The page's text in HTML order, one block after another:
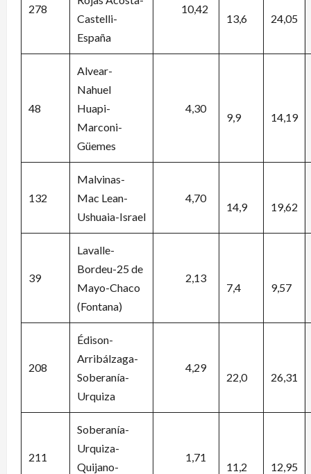
278
Castelli-
España
10,42
13,6 24,05
48
Alvear-
Nahuel
Huapi-
Marconi-
Güemes
4,30
9,9 14,19
132
Malvinas-
Mac Lean-
Ushuaia-Israel
4,70
14,9 19,62
39
Lavalle-
Bordeu-25 de
Mayo-Chaco
(Fontana)
2,13
7,4 9,57
208
Édison-
Arribálzaga-
Soberanía-
Urquiza
4,29
22,0 26,31
211
Soberanía-
Urquiza-
Quijano-
1,71
11,2 12,95